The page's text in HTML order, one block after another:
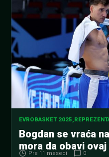
EVROBASKET 2025,
Bogdan se vraća
mora da obavi
Pre 11 meseci 0